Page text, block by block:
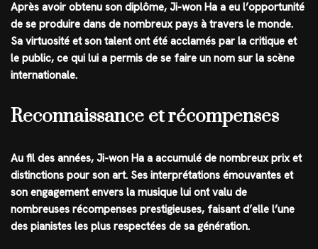
Après avoir obtenu son diplôme, Ji-won Ha a eu l’opportunité
de se produire dans de nombreux pays à travers le monde.
Sa virtuosité et son talent ont été acclamés par la critique et
le public, ce qui lui a permis de se faire un nom sur la scène
internationale.
Reconnaissance et récompenses
Au fil des années, Ji-won Ha a accumulé de nombreux prix et
distinctions pour son art. Ses interprétations émouvantes et
son engagement envers la musique lui ont valu de
nombreuses récompenses prestigieuses, faisant d’elle l’une
des pianistes les plus respectées de sa génération.